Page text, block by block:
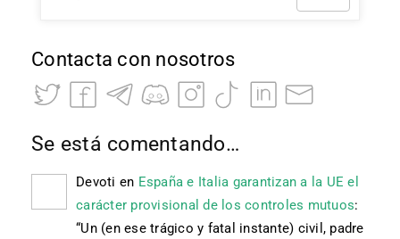
Contacta con nosotros
Se está comentando…
Devoti en España e Italia garantizan a la UE el
carácter provisional de los controles mutuos:
“Un (en ese trágico y fatal instante) civil, padre